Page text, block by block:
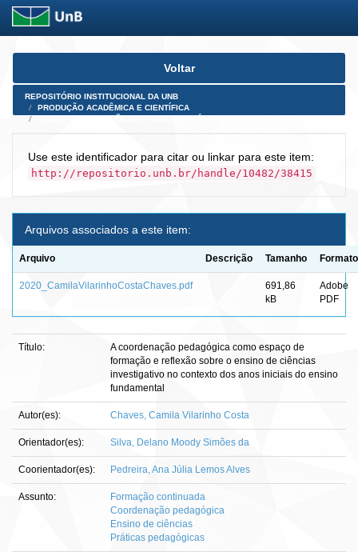
Skip
Voltar
REPOSITÓRIO INSTITUCIONAL DA UNB
PRODUÇÃO ACADÊMICA E CIENTÍFICA
Use este identificador para citar ou linkar para este item:
http://repositorio.unb.br/handle/10482/38415
Arquivos associados a este item:
Arquivo Descrição Tamanho Formato
2020_CamilaVilarinhoCostaChaves.pdf
691,86
kB
Adobe
PDF
Título:
A coordenação pedagógica como espaço de
formação e reflexão sobre o ensino de ciências
investigativo no contexto dos anos iniciais do ensino
fundamental
Autor(es): Chaves, Camila Vilarinho Costa
Orientador(es): Silva, Delano Moody Simões da
Coorientador(es): Pedreira, Ana Júlia Lemos Alves
Assunto:
Formação continuada
Coordenação pedagógica
Ensino de ciências
Práticas pedagógicas